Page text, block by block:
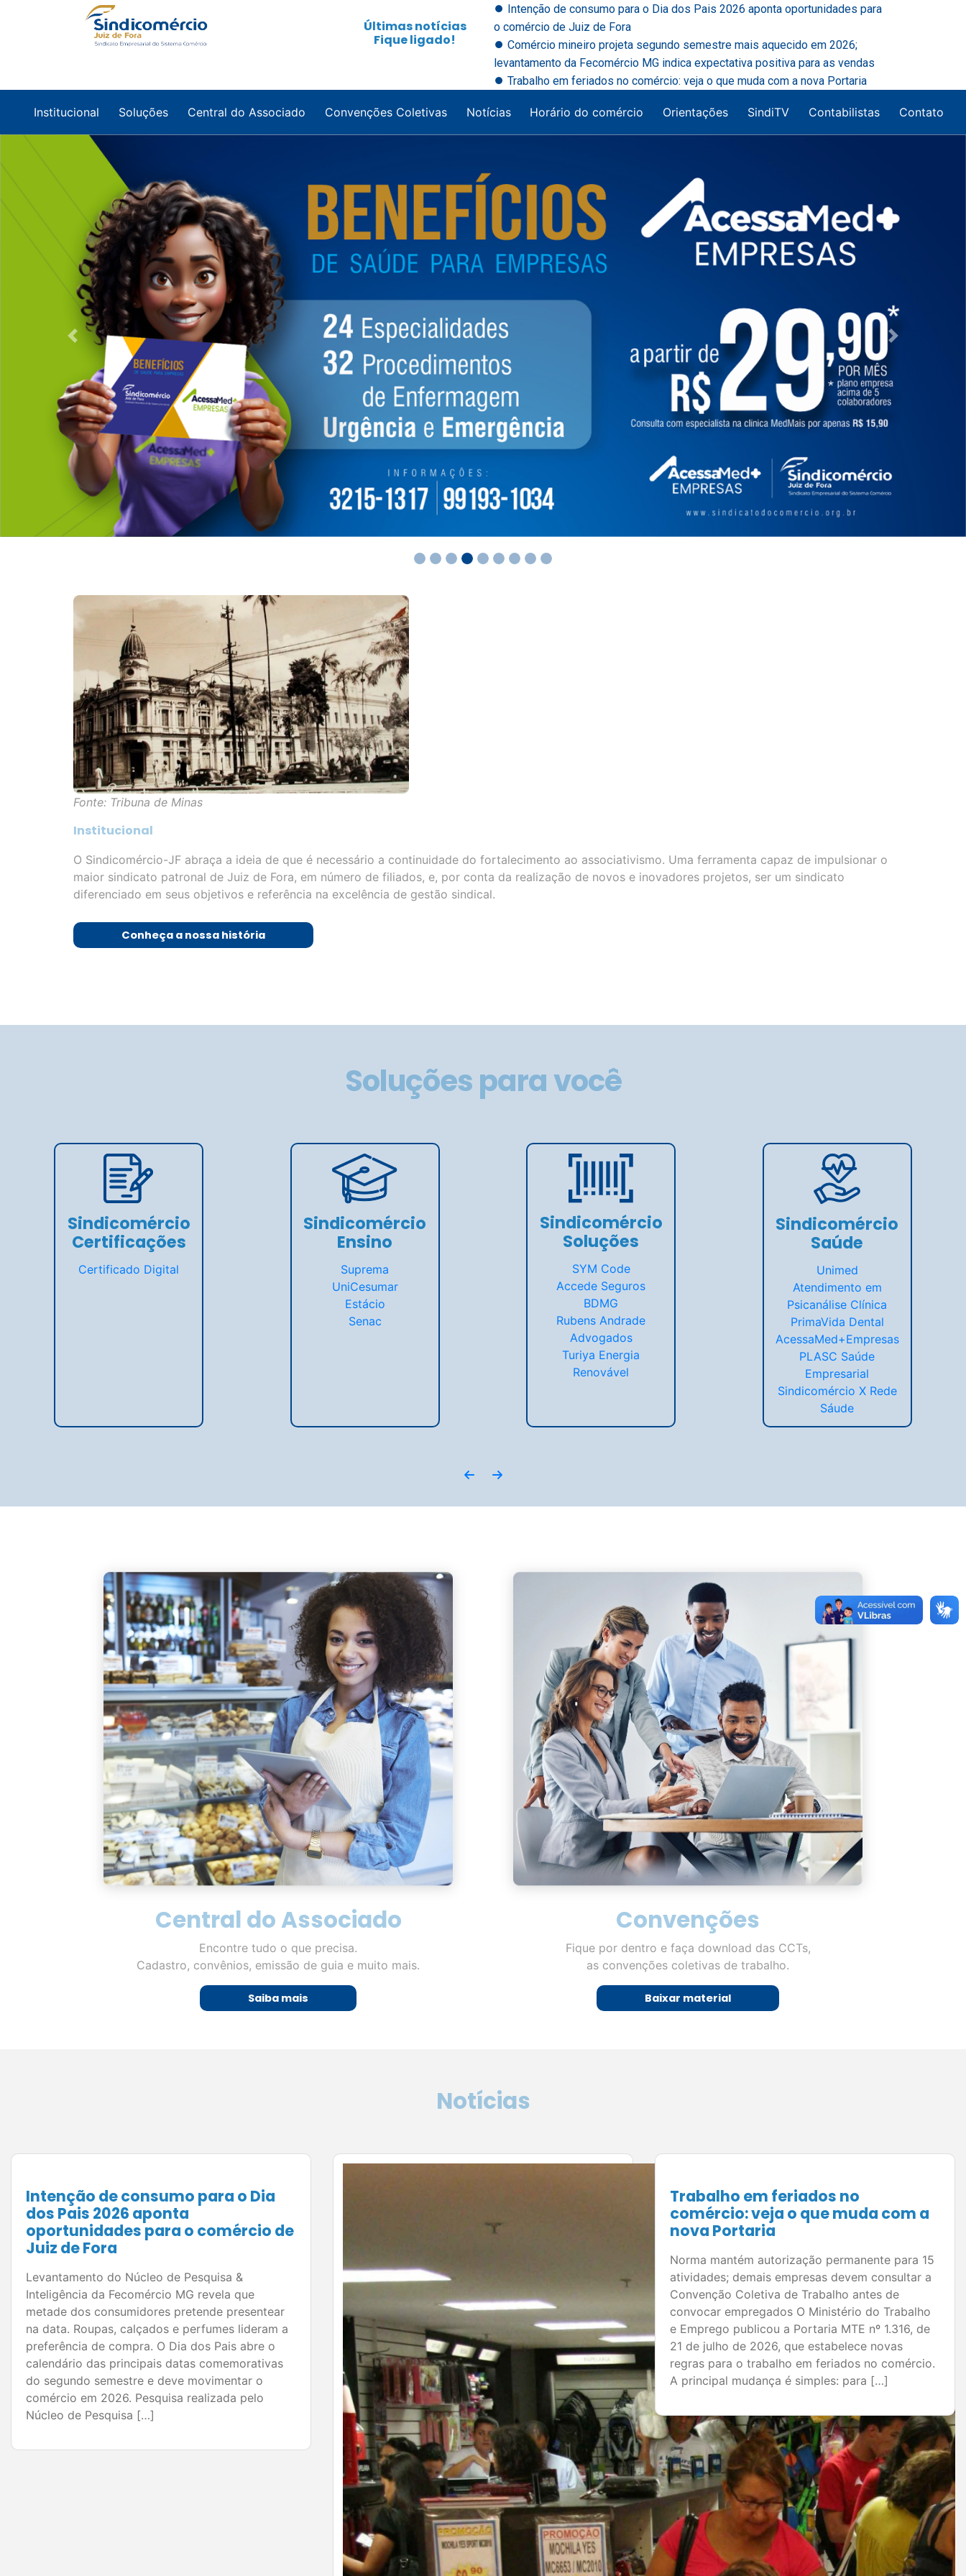
Últimas notícias
Fique ligado!
⏺ Intenção de consumo para o Dia dos Pais 2026 aponta oportunidades para
o comércio de Juiz de Fora
⏺ Comércio mineiro projeta segundo semestre mais aquecido em 2026;
levantamento da Fecomércio MG indica expectativa positiva para as vendas
⏺ Trabalho em feriados no comércio: veja o que muda com a nova Portaria
Institucional Soluções Central do Associado Convenções Coletivas Notícias Horário do comércio Orientações SindiTV Contabilistas Contato
Anterior Próximo
Fonte: Tribuna de Minas
Institucional
O Sindicomércio-JF abraça a ideia de que é necessário a continuidade do fortalecimento ao associativismo. Uma ferramenta capaz de impulsionar o
maior sindicato patronal de Juiz de Fora, em número de filiados, e, por conta da realização de novos e inovadores projetos, ser um sindicato
diferenciado em seus objetivos e referência na excelência de gestão sindical.
Conheça a nossa história
Soluções para você
Sindicomércio
Certificações
Certificado Digital
Sindicomércio
Ensino
Suprema
UniCesumar
Estácio
Senac
Sindicomércio
Soluções
SYM Code
Accede Seguros
BDMG
Rubens Andrade
Advogados
Turiya Energia
Renovável
Sindicomércio
Saúde
Unimed
Atendimento em
Psicanálise Clínica
PrimaVida Dental
AcessaMed+Empresas
PLASC Saúde
Empresarial
Sindicomércio X Rede
Sáude
Central do Associado
Encontre tudo o que precisa.
Cadastro, convênios, emissão de guia e muito mais.
Saiba mais
Convenções
Fique por dentro e faça download das CCTs,
as convenções coletivas de trabalho.
Baixar material
Notícias
Expectativa para o Dia dos Pais
2026 anima o comércio mineiro e
abre oportunidades para
empresários de Juiz de Fora
Pesquisa do Núcleo de Pesquisa & Inteligência da
Fecomércio MG aponta expectativa positiva para
as vendas, com destaque para roupas, kits de
presentes e compras concentradas na semana
da data. O Dia dos Pais segue como uma das
principais datas comemorativas para o varejo
brasileiro e deve movimentar significativamente
o comércio em 2026. Pesquisa realizada […]
vender mais no segundo semestre
Com datas estratégicas como Dia dos Pais,
Black Friday e Natal no horizonte, planejamento
é o principal aliado dos empresários do
comércio de Juiz de Fora para aumentar as
vendas e melhorar os resultados. O segundo
semestre concentra algumas das datas mais
importantes para o varejo e representa uma
grande oportunidade para empresários
ampliarem o […]
O pós-venda que gera novas
vendas: como fidelizar clientes e
aumentar o faturamento no
Empresários precisam criar relacionamentos
duradouros para estimular novas compras e
fortalecer seus negócios Atrair clientes é um
desafio constante para qualquer empresa. Por
isso, cada vez mais empresas têm investido em
estratégias de pós-venda para aumentar a
fidelização, gerar recompra e fortalecer sua
relevante para o comércio de […]
Ver todas as notícias